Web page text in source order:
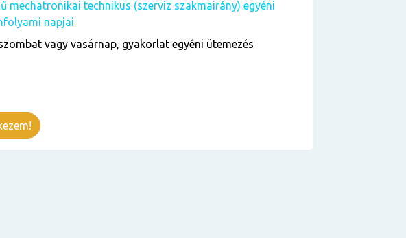
mechatronikai technikus (szerviz szakmairány) egyéni
napjai
vagy vasárnap, gyakorlat egyéni ütemezés